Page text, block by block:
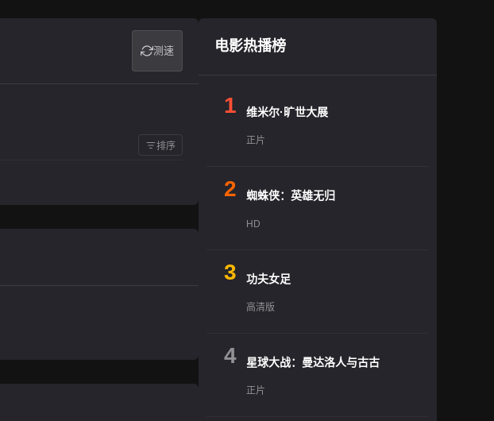
测速
排序
电影热播榜
1 维米尔·旷世大展
正片
2 蜘蛛侠：英雄无归
HD
3 功夫女足
高清版
4 星球大战：曼达洛人与古古
正片